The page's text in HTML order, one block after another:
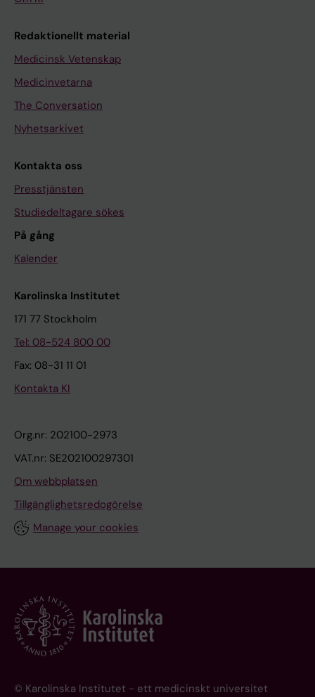
Redaktionellt material
Medicinsk Vetenskap
Medicinvetarna
The Conversation
Nyhetsarkivet
Kontakta oss
Presstjänsten
Studiedeltagare sökes
På gång
Kalender
Karolinska Institutet
171 77 Stockholm
Tel: 08-524 800 00
Fax: 08-31 11 01
Kontakta KI
Org.nr: 202100-2973
VAT.nr: SE202100297301
Om webbplatsen
Tillgänglighetsredogörelse
Manage your cookies
© Karolinska Institutet - ett medicinskt universitet